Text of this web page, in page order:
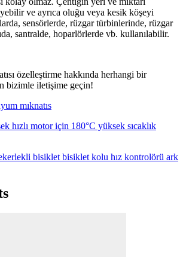
ve ayrıca oluğu veya kesik köşeyi
sensörlerde, rüzgar türbinlerinde, rüzgar
santralde, hoparlörlerde vb. kullanılabilir.
özelleştirme hakkında herhangi bir
bizimle iletişime geçin!
mıknatıs
hızlı motor için 180°C yüksek sıcaklık
bisiklet bisiklet kolu hız kontrolörü ark